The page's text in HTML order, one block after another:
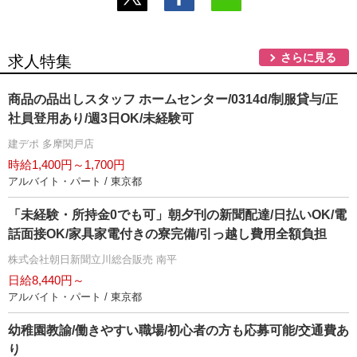
求人特集 さらに見る
商品の品出しスタッフ ホームセンター/0314d/制服貸与/正
社員登用あり/週3日OK/未経験可
建デポ 多摩関戸店
時給1,400円～1,700円
アルバイト・パート / 東京都
「未経験・所持金0でも可」朝夕刊の新聞配達/日払いOK/電
話面接OK/家具家電付きの寮完備/引っ越し費用全額負担
株式会社朝日新聞立川総合販売 南平
日給8,440円～
アルバイト・パート / 東京都
幼稚園教諭/働きやすい職場/初心者の方も応募可能/交通費あ
り